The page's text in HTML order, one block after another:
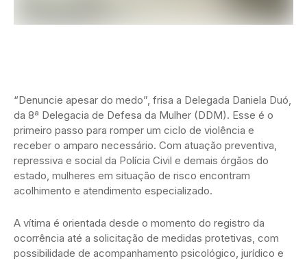
“Denuncie apesar do medo”, frisa a Delegada Daniela Duó,
da 8ª Delegacia de Defesa da Mulher (DDM). Esse é o
primeiro passo para romper um ciclo de violência e
receber o amparo necessário. Com atuação preventiva,
repressiva e social da Polícia Civil e demais órgãos do
estado, mulheres em situação de risco encontram
acolhimento e atendimento especializado.
A vítima é orientada desde o momento do registro da
ocorrência até a solicitação de medidas protetivas, com
possibilidade de acompanhamento psicológico, jurídico e